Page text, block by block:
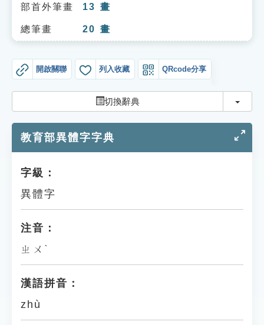
知識索引
單字索引
貓頭鷹博士
部首外筆畫 13 畫
總筆畫 20 畫
開啟關聯 列入收藏 QRcode分享
切換辭典 切換
教育部異體字字典
字級：
異體字
注音：
ㄓㄨˋ
漢語拼音：
zhù